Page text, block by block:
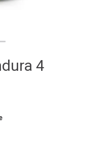
4